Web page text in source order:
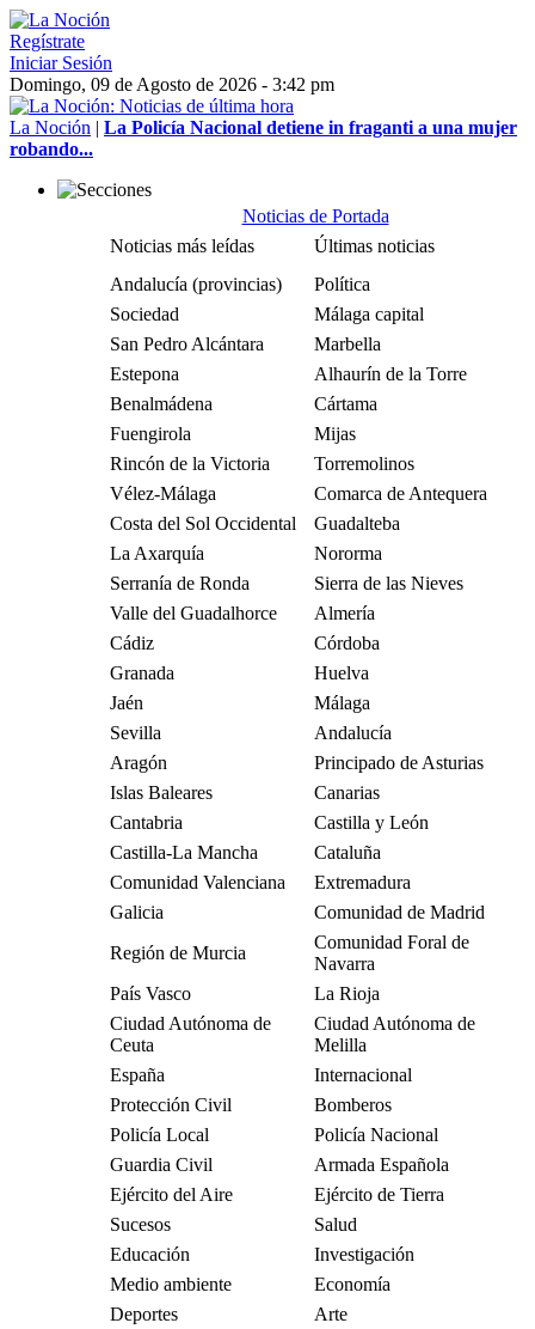
Regístrate
Iniciar Sesión
Domingo, 09 de Agosto de 2026 - 3:42 pm
La Noción | La Policía Nacional detiene in fraganti a una mujer
robando...
Noticias de Portada
Noticias más leídas
Últimas noticias
Andalucía (provincias)
Política
Sociedad
Málaga capital
San Pedro Alcántara
Marbella
Estepona
Alhaurín de la Torre
Benalmádena
Cártama
Fuengirola
Mijas
Rincón de la Victoria
Torremolinos
Vélez-Málaga
Comarca de Antequera
Costa del Sol Occidental
Guadalteba
La Axarquía
Nororma
Serranía de Ronda
Sierra de las Nieves
Valle del Guadalhorce
Almería
Cádiz
Córdoba
Granada
Huelva
Jaén
Málaga
Sevilla
Andalucía
Aragón
Principado de Asturias
Islas Baleares
Canarias
Cantabria
Castilla y León
Castilla-La Mancha
Cataluña
Comunidad Valenciana
Extremadura
Galicia
Comunidad de Madrid
Región de Murcia
Comunidad Foral de
Navarra
País Vasco
La Rioja
Ciudad Autónoma de
Ceuta
Ciudad Autónoma de
Melilla
España
Internacional
Protección Civil
Bomberos
Policía Local
Policía Nacional
Guardia Civil
Armada Española
Ejército del Aire
Ejército de Tierra
Sucesos
Salud
Educación
Investigación
Medio ambiente
Economía
Deportes
Arte